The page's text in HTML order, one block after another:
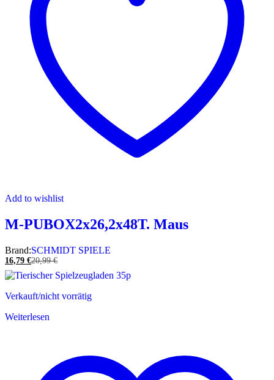
Add to wishlist
M-PUBOX2x26,2x48T. Maus
Brand:SCHMIDT SPIELE
16,79 €20,99€
Verkauft/nicht vorrätig
Weiterlesen